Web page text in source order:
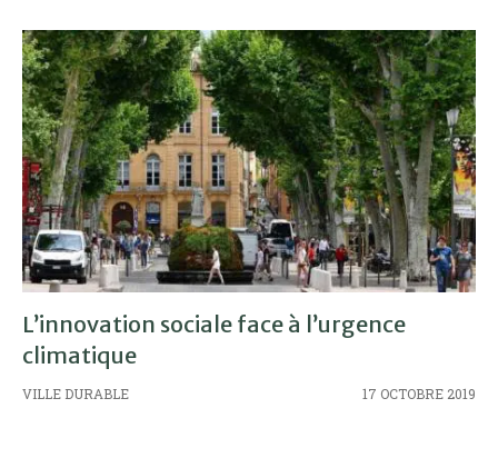
L’innovation sociale face à l’urgence
climatique
VILLE DURABLE 17 OCTOBRE 2019